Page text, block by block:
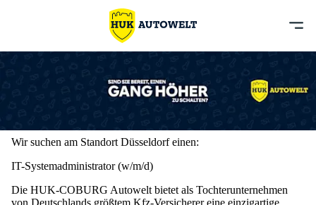
Wir suchen am Standort Düsseldorf einen:
IT-Systemadministrator (w/m/d)
Die HUK-COBURG Autowelt bietet als Tochterunternehmen
von Deutschlands größtem Kfz-Versicherer eine einzigartige